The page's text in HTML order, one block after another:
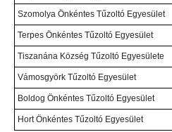
Szomolya Önkéntes Tűzoltó Egyesület
Terpes Önkéntes Tűzoltó Egyesület
Tiszanána Község Tűzoltó Egyesülete
Vámosgyörk Tűzoltó Egyesület
Boldog Önkéntes Tűzoltó Egyesület
Hort Önkéntes Tűzoltó Egyesület